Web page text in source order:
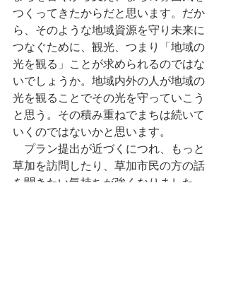
つくってきたからだと思います。だか
ら、そのような地域資源を守り未来に
つなぐために、観光、つまり「地域の
光を観る」ことが求められるのではな
いでしょうか。地域内外の人が地域の
光を観ることでその光を守っていこう
と思う。その積み重ねでまちは続いて
いくのではないかと思います。
プラン提出が近づくにつれ、もっと
草加を訪問したり、草加市民の方の話
を聞きたい気持ちが強くなりました。